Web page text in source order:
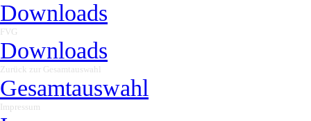
Downloads
FVG
Downloads
Zurück zur Gesamtauswahl
Gesamtauswahl
Impressum